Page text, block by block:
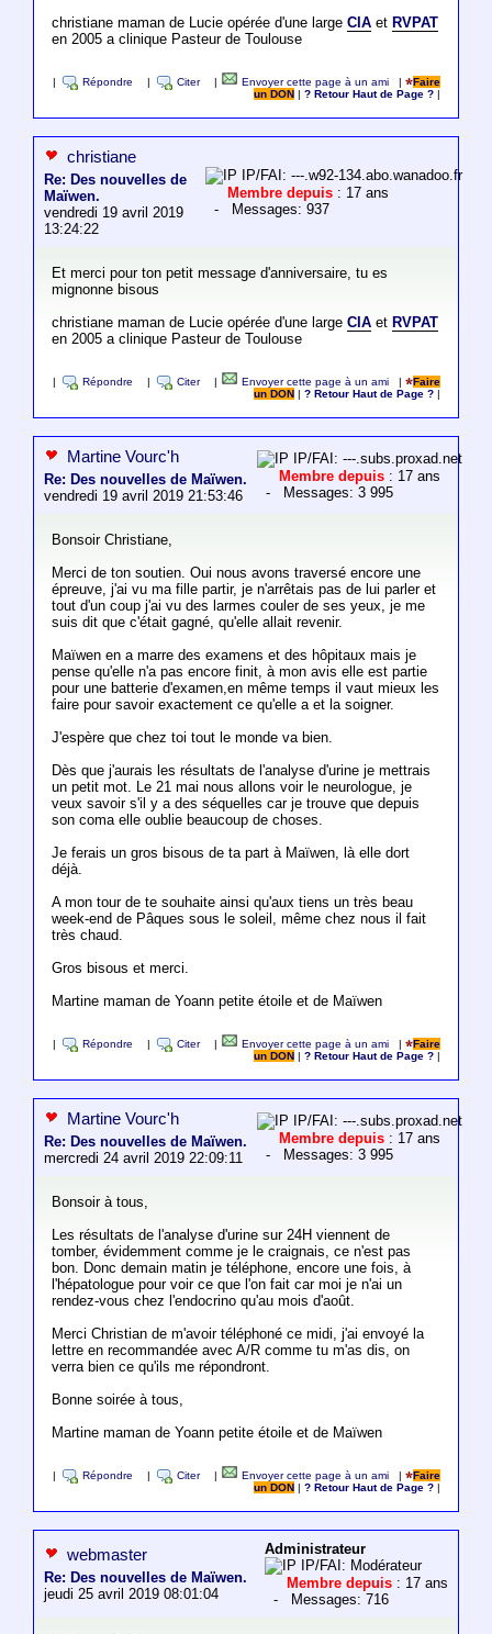
christiane maman de Lucie opérée d'une large CIAet RVPAT
en 2005 a clinique Pasteur de Toulouse
Répondre Citer Envoyer cette page à un ami |
Faire
un DON
|? Retour Haut de Page ?
christiane
Re: Des nouvelles de
Maïwen.
vendredi 19 avril 2019
13:24:22
IP/FAI: ---.w92-134.abo.wanadoo.fr
Membre depuis : 17 ans
- Messages: 937
Et merci pour ton petit message d'anniversaire, tu es
mignonne bisous
christiane maman de Lucie opérée d'une large CIAet RVPAT
en 2005 a clinique Pasteur de Toulouse
Répondre Citer Envoyer cette page à un ami |
Faire
un DON
|? Retour Haut de Page ?
Martine Vourc'h
Re: Des nouvelles de Maïwen.
vendredi 19 avril 2019 21:53:46
IP/FAI: ---.subs.proxad.net
Membre depuis : 17 ans
- Messages: 3 995
Bonsoir Christiane,
Merci de ton soutien. Oui nous avons traversé encore une
épreuve, j'ai vu ma fille partir, je n'arrêtais pas de lui parler et
tout d'un coup j'ai vu des larmes couler de ses yeux, je me
suis dit que c'était gagné, qu'elle allait revenir.
Maïwen en a marre des examens et des hôpitaux mais je
pense qu'elle n'a pas encore finit, à mon avis elle est partie
pour une batterie d'examen,en même temps il vaut mieux les
faire pour savoir exactement ce qu'elle a et la soigner.
J'espère que chez toi tout le monde va bien.
Dès que j'aurais les résultats de l'analyse d'urine je mettrais
un petit mot. Le 21 mai nous allons voir le neurologue, je
veux savoir s'il y a des séquelles car je trouve que depuis
son coma elle oublie beaucoup de choses.
Je ferais un gros bisous de ta part à Maïwen, là elle dort
déjà.
A mon tour de te souhaite ainsi qu'aux tiens un très beau
week-end de Pâques sous le soleil, même chez nous il fait
très chaud.
Gros bisous et merci.
Martine maman de Yoann petite étoile et de Maïwen
Répondre Citer Envoyer cette page à un ami |
Faire
un DON
|? Retour Haut de Page ?
Martine Vourc'h
Re: Des nouvelles de Maïwen.
mercredi 24 avril 2019 22:09:11
IP/FAI: ---.subs.proxad.net
Membre depuis : 17 ans
- Messages: 3 995
Bonsoir à tous,
Les résultats de l'analyse d'urine sur 24H viennent de
tomber, évidemment comme je le craignais, ce n'est pas
bon. Donc demain matin je téléphone, encore une fois, à
l'hépatologue pour voir ce que l'on fait car moi je n'ai un
rendez-vous chez l'endocrino qu'au mois d'août.
Merci Christian de m'avoir téléphoné ce midi, j'ai envoyé la
lettre en recommandée avec A/R comme tu m'as dis, on
verra bien ce qu'ils me répondront.
Bonne soirée à tous,
Martine maman de Yoann petite étoile et de Maïwen
Répondre Citer Envoyer cette page à un ami |
Faire
un DON
|? Retour Haut de Page ?
webmaster
Re: Des nouvelles de Maïwen.
jeudi 25 avril 2019 08:01:04
Administrateur
IP/FAI: Modérateur
Membre depuis : 17 ans
- Messages: 716